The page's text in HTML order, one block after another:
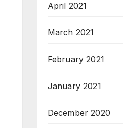
April 2021
March 2021
February 2021
January 2021
December 2020